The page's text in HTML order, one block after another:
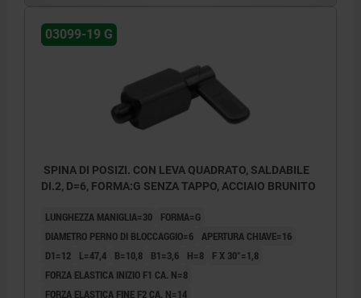
03099-19 G
SPINA DI POSIZI. CON LEVA QUADRATO, SALDABILE
DI.2, D=6, FORMA:G SENZA TAPPO, ACCIAIO BRUNITO
LUNGHEZZA MANIGLIA=30
FORMA=G
DIAMETRO PERNO DI BLOCCAGGIO=6
APERTURA CHIAVE=16
D1=12
L=47,4 B=10,8 B1=3,6 H=8
F X 30°=1,8
FORZA ELASTICA INIZIO F1 CA. N=8
FORZA ELASTICA FINE F2 CA. N=14